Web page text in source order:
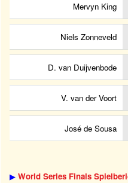
Mervyn King
Niels Zonneveld
D. van Duijvenbode
V. van der Voort
José de Sousa
▶ World Series Finals